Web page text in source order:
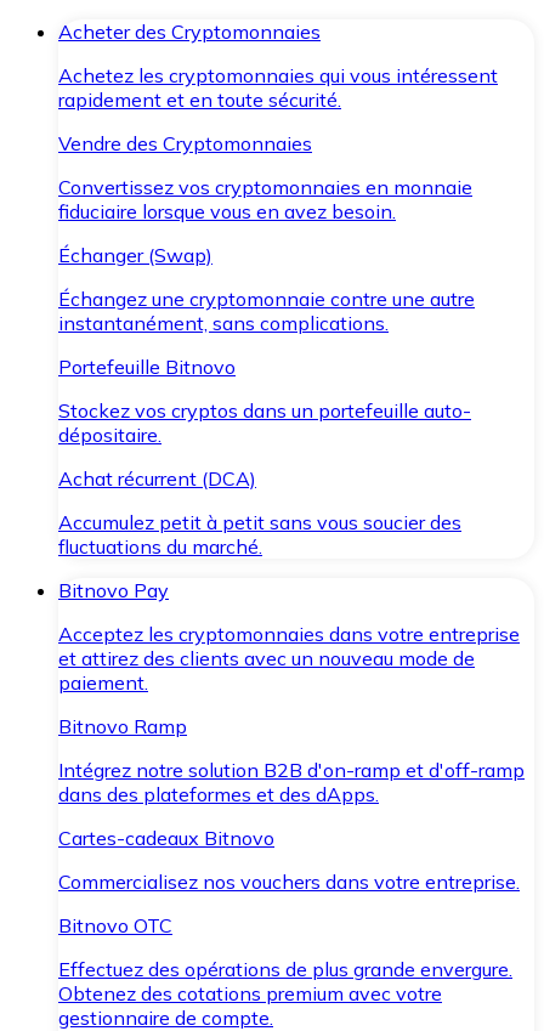
Acheter des Cryptomonnaies
Achetez les cryptomonnaies qui vous intéressent
rapidement et en toute sécurité.
Vendre des Cryptomonnaies
Convertissez vos cryptomonnaies en monnaie
fiduciaire lorsque vous en avez besoin.
Échanger (Swap)
Échangez une cryptomonnaie contre une autre
instantanément, sans complications.
Portefeuille Bitnovo
Stockez vos cryptos dans un portefeuille auto-
dépositaire.
Achat récurrent (DCA)
Accumulez petit à petit sans vous soucier des
fluctuations du marché.
Bitnovo Pay
Acceptez les cryptomonnaies dans votre entreprise
et attirez des clients avec un nouveau mode de
paiement.
Bitnovo Ramp
Intégrez notre solution B2B d'on-ramp et d'off-ramp
dans des plateformes et des dApps.
Cartes-cadeaux Bitnovo
Commercialisez nos vouchers dans votre entreprise.
Bitnovo OTC
Effectuez des opérations de plus grande envergure.
Obtenez des cotations premium avec votre
gestionnaire de compte.